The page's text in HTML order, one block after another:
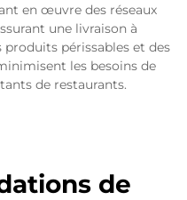
en œuvre des réseaux
une livraison à
périssables et des
les besoins de
de restaurants.
de